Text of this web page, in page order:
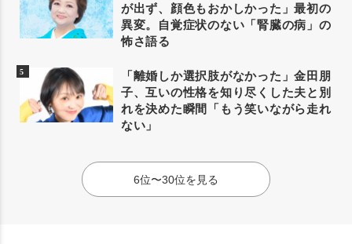
が出ず、顔色もおかしかった」最初の
異変。自覚症状のない「腎臓の病」の
怖さ語る
「離婚しか選択肢がなかった」金田朋
子、互いの性格を知り尽くした夫と別
れを決めた瞬間「もう笑いながら走れ
ない」
6位〜30位を見る